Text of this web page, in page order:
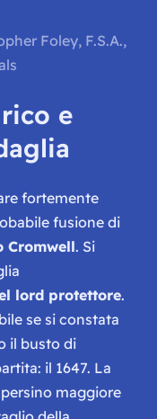
Foley, F.S.A.,
e
fortemente
fusione di
Cromwell. Si
lord protettore.
se si constata
il busto di
il 1647. La
maggiore